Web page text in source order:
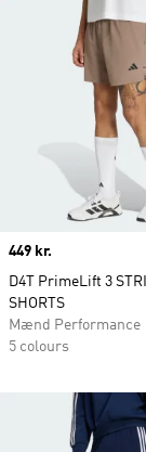
Price
449 kr.
D4T PrimeLift 3
SHORTS
Mænd Performance
5 colours